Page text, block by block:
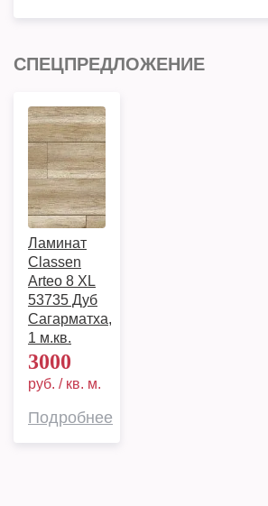
СПЕЦПРЕДЛОЖЕНИЕ
Ламинат
Classen
Arteo 8 XL
53735 Дуб
Сагарматха,
1 м.кв.
3000
руб. / кв. м.
Подробнее